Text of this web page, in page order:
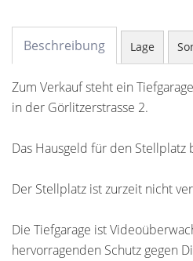
Beschreibung Lage
Zum Verkauf steht ein
in der Görlitzerstrasse 2.
Das Hausgeld für den Stellplatz
Der Stellplatz ist zurzeit nicht
Die Tiefgarage ist
hervorragenden Schutz gegen